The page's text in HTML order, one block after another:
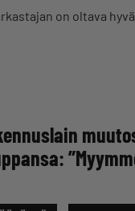
on oltava